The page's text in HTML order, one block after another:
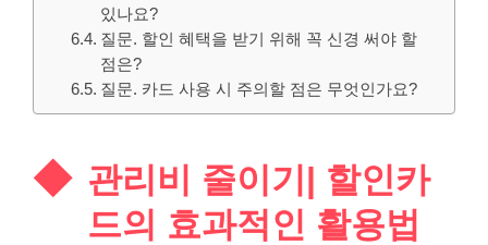
있나요?
질문. 할인 혜택을 받기 위해 꼭 신경 써야 할
점은?
질문. 카드 사용 시 주의할 점은 무엇인가요?
관리비 줄이기| 할인카
드의 효과적인 활용법